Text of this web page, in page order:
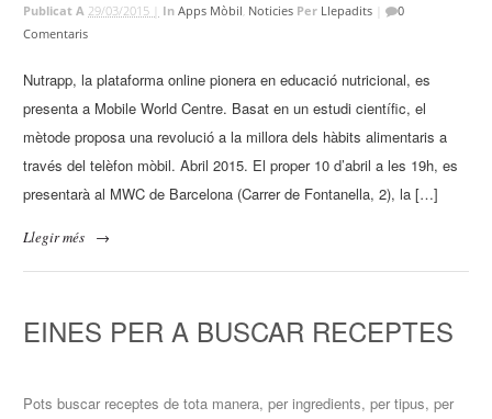
Publicat A 29/03/2015 | In Apps Mòbil Noticies Per Llepadits
0
Comentaris
Nutrapp, la plataforma online pionera en educació nutricional, es
presenta a Mobile World Centre. Basat en un estudi científic, el
mètode proposa una revolució a la millora dels hàbits alimentaris a
través del telèfon mòbil. Abril 2015. El proper 10 d’abril a les 19h, es
presentarà al MWC de Barcelona (Carrer de Fontanella, 2), la […]
Llegir més →
EINES PER A BUSCAR RECEPTES
Pots buscar receptes de tota manera, per ingredients, per tipus, per